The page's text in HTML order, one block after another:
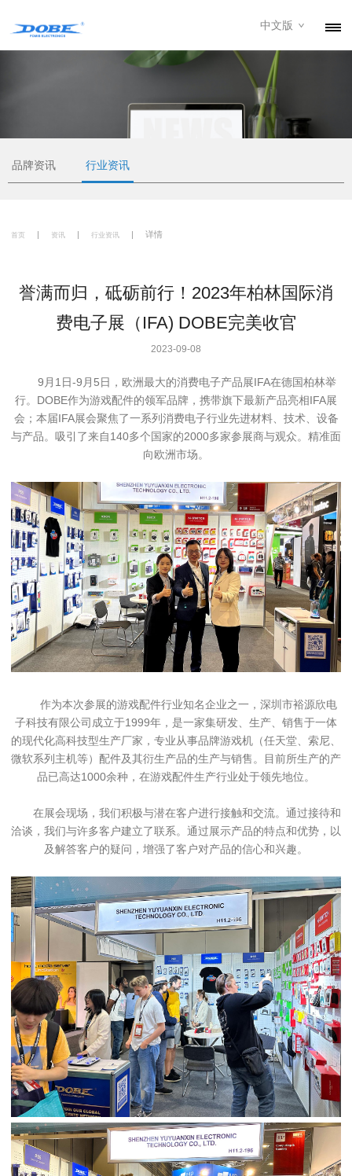
联系我们
经销商
中文版
品牌资讯 行业资讯
首页 | 资讯 | 行业资讯 | 详情
誉满而归，砥砺前行！2023年柏林国际消
费电子展（IFA) DOBE完美收官
2023-09-08
9月1日-9月5日，欧洲最大的消费电子产品展IFA在德国柏林举
行。DOBE作为游戏配件的领军品牌，携带旗下最新产品亮相IFA展
会； 本届IFA展会聚焦了一系列消费电子行业先进材料、技术、设备
与产品。 吸引了来自140多个国家的2000多家参展商与观众。 精准面
向欧洲市场。
作为本次参展的游戏配件行业知名企业之一， 深圳市裕源欣电
子科技有限公司成立于1999年，是一家集研发、生产、销售于一体
的现代化高科技型生产厂家，专业从事品牌游戏机（任天堂、索尼、
微软系列主机等）配件及其衍生产品的生产与销售。目前所生产的产
品已高达1000余种，在游戏配件生产行业处于领先地位。
在展会现场，我们积极与潜在客户进行接触和交流。通过接待和
洽谈，我们与许多客户建立了联系。通过展示产品的特点和优势，以
及解答客户的疑问，增强了客户对产品的信心和兴趣。